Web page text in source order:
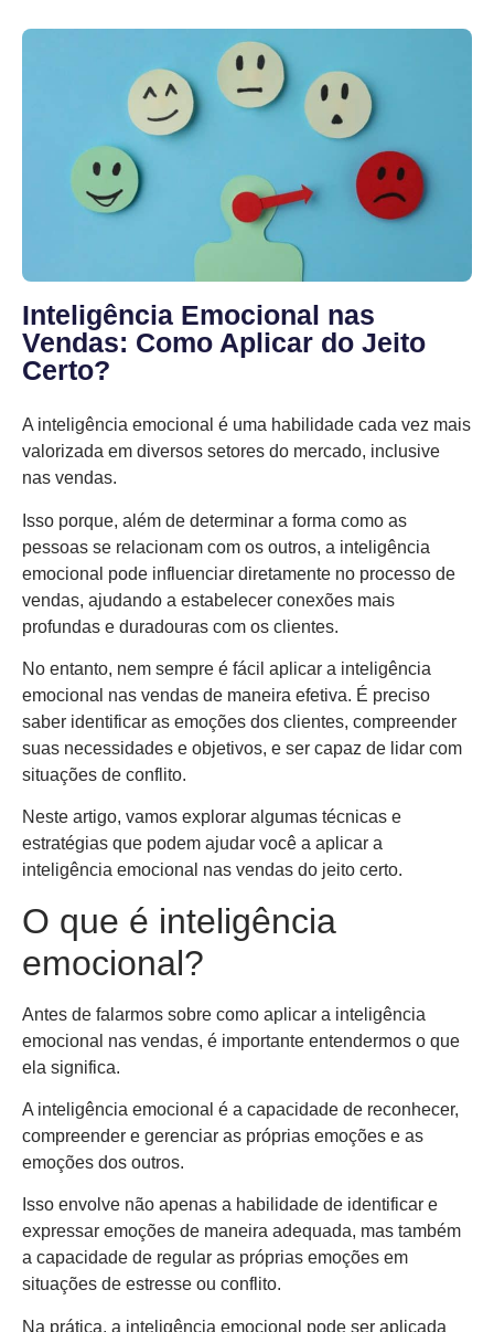
Inteligência Emocional nas
Vendas: Como Aplicar do Jeito
Certo?
A inteligência emocional é uma habilidade cada vez mais
valorizada em diversos setores do mercado, inclusive
nas vendas.
Isso porque, além de determinar a forma como as
pessoas se relacionam com os outros, a inteligência
emocional pode influenciar diretamente no processo de
vendas, ajudando a estabelecer conexões mais
profundas e duradouras com os clientes.
No entanto, nem sempre é fácil aplicar a inteligência
emocional nas vendas de maneira efetiva. É preciso
saber identificar as emoções dos clientes, compreender
suas necessidades e objetivos, e ser capaz de lidar com
situações de conflito.
Neste artigo, vamos explorar algumas técnicas e
estratégias que podem ajudar você a aplicar a
inteligência emocional nas vendas do jeito certo.
O que é inteligência
emocional?
Antes de falarmos sobre como aplicar a inteligência
emocional nas vendas, é importante entendermos o que
ela significa.
A inteligência emocional é a capacidade de reconhecer,
compreender e gerenciar as próprias emoções e as
emoções dos outros.
Isso envolve não apenas a habilidade de identificar e
expressar emoções de maneira adequada, mas também
a capacidade de regular as próprias emoções em
situações de estresse ou conflito.
Na prática, a inteligência emocional pode ser aplicada